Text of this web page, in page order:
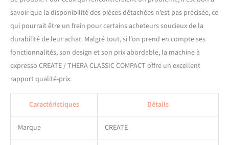
savoir que la disponibilité des pièces détachées n’est pas précisée, ce
qui pourrait être un frein pour certains acheteurs soucieux de la
durabilité de leur achat. Malgré tout, si l’on prend en compte ses
fonctionnalités, son design et son prix abordable, la machine à
expresso CREATE / THERA CLASSIC COMPACT offre un excellent
rapport qualité-prix.
Caractéristiques Détails
Marque CREATE